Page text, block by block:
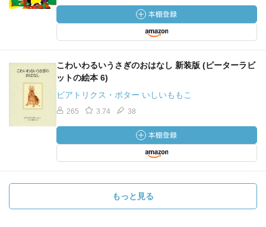
こわいわるいうさぎのおはなし 新装版 (ピーターラビ
ットの絵本 6)
ビアトリクス・ポター いしいももこ
265 3.74 38
もっと見る